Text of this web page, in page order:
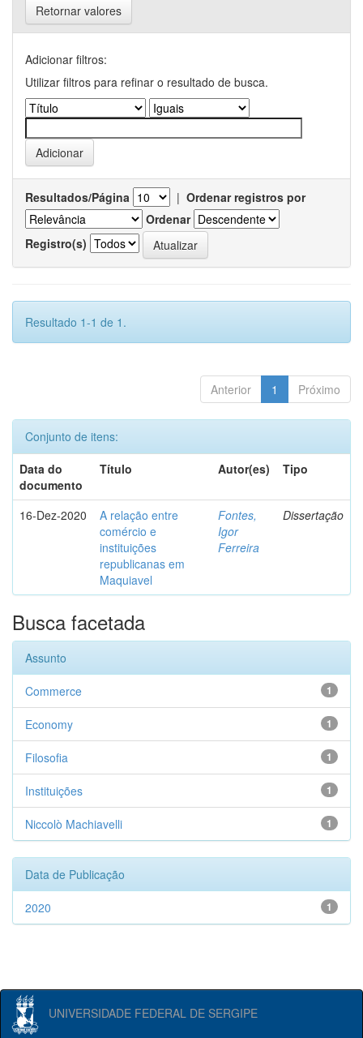
Retornar valores
Adicionar filtros:
Utilizar filtros para refinar o resultado de busca.
Resultados/Página | Ordenar registros por
Ordenar
Registro(s)
Resultado 1-1 de 1.
Anterior 1 Próximo
Conjunto de itens:
Data do
documento
Título Autor(es) Tipo
16-Dez-2020
A relação entre
comércio e
instituições
republicanas em
Maquiavel
Fontes,
Igor
Ferreira
Dissertação
Busca facetada
Assunto
1
Commerce
1
Economy
1
Filosofia
1
Instituições
1
Niccolò Machiavelli
Data de Publicação
1
2020
UNIVERSIDADE FEDERAL DE SERGIPE